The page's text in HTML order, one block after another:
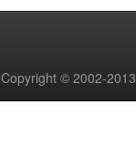
Copyright © 2002-2013